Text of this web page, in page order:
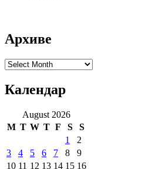
Архиве
Архиве
Календар
August 2026
M T W T F S
S
1
2
3
4 5 6 7 8
9
10 11 12 13 14 15 16